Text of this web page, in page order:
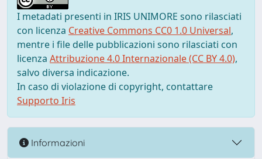
I metadati presenti in IRIS UNIMORE sono rilasciati
con licenza Creative Commons CC0 1.0 Universal,
mentre i file delle pubblicazioni sono rilasciati con
licenza Attribuzione 4.0 Internazionale (CC BY 4.0),
salvo diversa indicazione.
In caso di violazione di copyright, contattare
Supporto Iris
Informazioni